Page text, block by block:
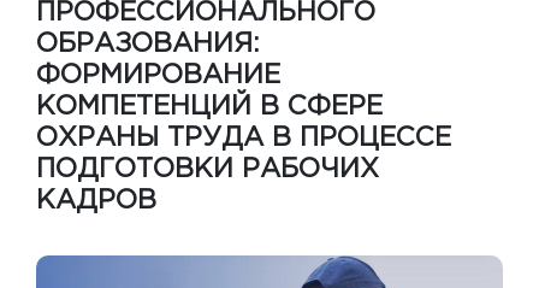
ПРОФЕССИОНАЛЬНОГО
ОБРАЗОВАНИЯ:
ФОРМИРОВАНИЕ
КОМПЕТЕНЦИЙ В СФЕРЕ
ОХРАНЫ ТРУДА В ПРОЦЕССЕ
ПОДГОТОВКИ РАБОЧИХ
КАДРОВ